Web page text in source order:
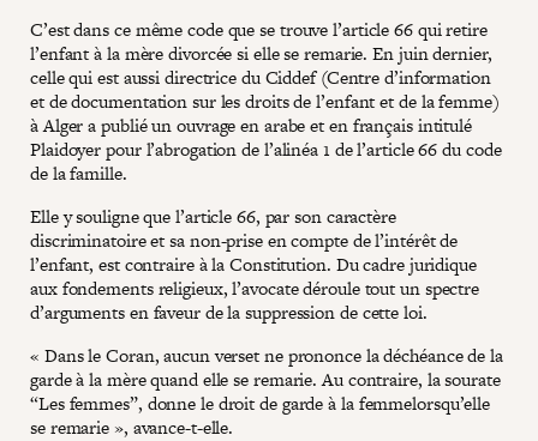
C’est dans ce même code que se trouve l’article 66 qui retire
l’enfant à la mère divorcée si elle se remarie. En juin dernier,
celle qui est aussi directrice du Ciddef (Centre d’information
et de documentation sur les droits de l’enfant et de la femme)
à Alger a publié un ouvrage en arabe et en français intitulé
Plaidoyer pour l’abrogation de l’alinéa 1 de l’article 66 du code
de la famille.
Elle y souligne que l’article 66, par son caractère
discriminatoire et sa non-prise en compte de l’intérêt de
l’enfant, est contraire à la Constitution. Du cadre juridique
aux fondements religieux, l’avocate déroule tout un spectre
d’arguments en faveur de la suppression de cette loi.
« Dans le Coran, aucun verset ne prononce la déchéance de la
garde à la mère quand elle se remarie. Au contraire, la sourate
“Les femmes”, donne le droit de garde à la femmelorsqu’elle
se remarie », avance-t-elle.